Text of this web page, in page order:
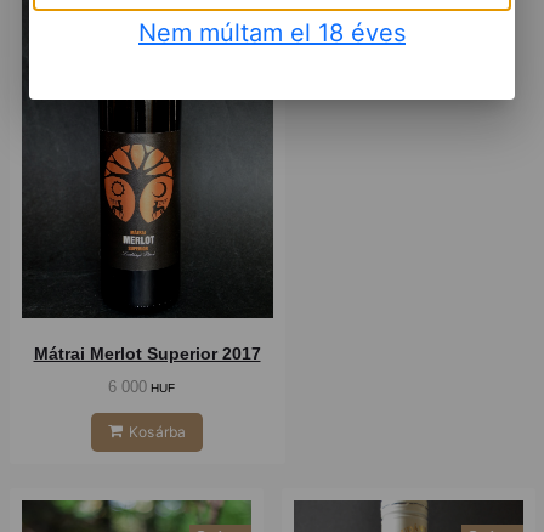
Mátrai Merlot Superior 2017
6 000HUF
Kosárba
Nem múltam el 18 éves